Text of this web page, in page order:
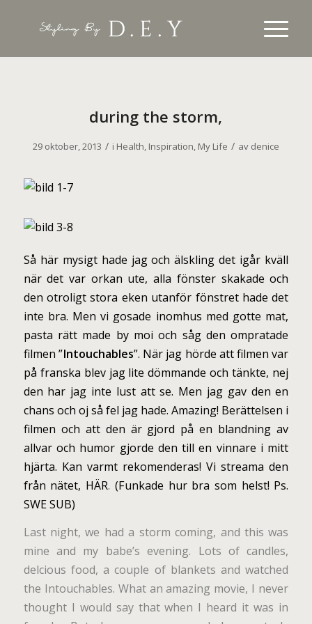
during the storm,
29 oktober, 2013 / i Health, Inspiration, My Life / av denice
Så här mysigt hade jag och älskling det igår kväll
när det var orkan ute, alla fönster skakade och
den otroligt stora eken utanför fönstret hade det
inte bra. Men vi gosade inomhus med gotte mat,
pasta rätt made by moi och såg den ompratade
filmen ”Intouchables”. När jag hörde att filmen var
på franska blev jag lite dömmande och tänkte, nej
den har jag inte lust att se. Men jag gav den en
chans och oj så fel jag hade. Amazing! Berättelsen i
filmen och att den är gjord på en blandning av
allvar och humor gjorde den till en vinnare i mitt
hjärta. Kan varmt rekomenderas! Vi streama den
från nätet, HÄR. (Funkade hur bra som helst! Ps.
SWE SUB)
Last night, we had a storm coming, and this was
mine and my babe’s evening. Lots of candles,
delcious food, a couple of blankets and watched
the Intouchables. What an amazing movie, I never
thought I would say that when I heard it was in